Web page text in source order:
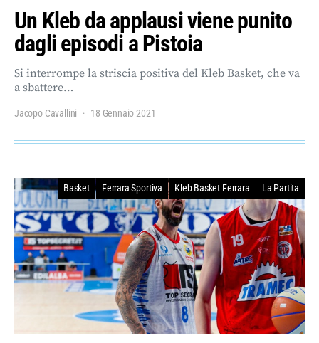
Un Kleb da applausi viene punito
dagli episodi a Pistoia
Si interrompe la striscia positiva del Kleb Basket, che va
a sbattere…
Jacopo Cavallini 18 Gennaio 2021
Basket Ferrara Sportiva Kleb Basket Ferrara La Partita